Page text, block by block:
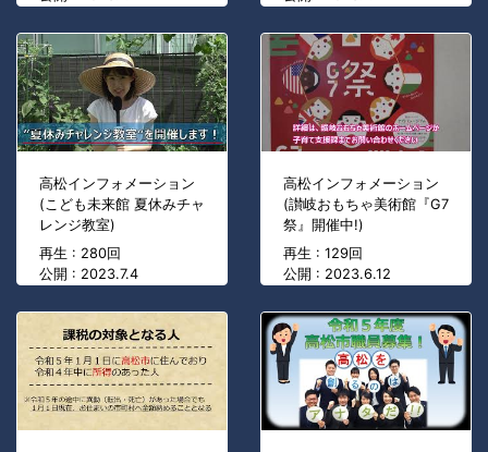
高松インフォメーション
(こども未来館 夏休みチャ
レンジ教室)
再生 : 280回
公開 : 2023.7.4
高松インフォメーション
(讃岐おもちゃ美術館『G7
祭』開催中!)
再生 : 129回
公開 : 2023.6.12